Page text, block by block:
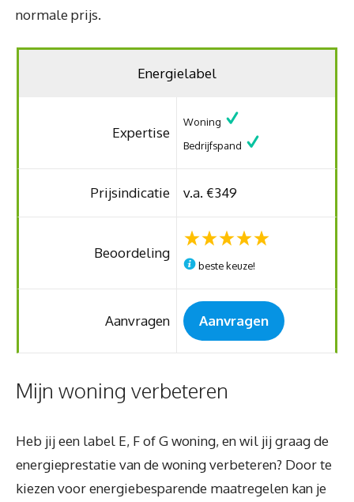
normale prijs.
Energielabel
Expertise
Woning
Bedrijfspand
Prijsindicatie v.a. €349
Beoordeling
beste keuze!
Aanvragen Aanvragen
Mijn woning verbeteren
Heb jij een label E, F of G woning, en wil jij graag de
energieprestatie van de woning verbeteren? Door te
kiezen voor energiebesparende maatregelen kan je